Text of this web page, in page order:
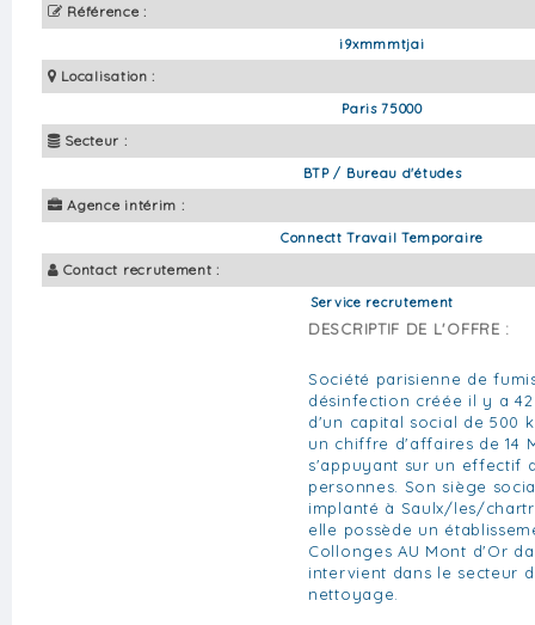
Référence :
i9xmmmtjai
Localisation :
Paris 75000
Secteur :
BTP / Bureau d'études
Agence intérim :
Connectt Travail Temporaire
Contact recrutement :
Service recrutement
DESCRIPTIF DE L'OFFRE :
Société parisienne de
désinfection créée il y a
d'un capital social de 500
un chiffre d'affaires de 14
s'appuyant sur un effectif
personnes. Son siège
implanté à Saulx/les/
elle possède un
Collonges AU Mont d'Or
intervient dans le secteur
nettoyage.